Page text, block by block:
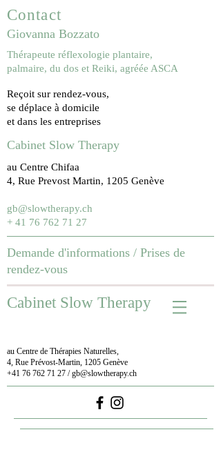
Contact
Giovanna Bozzato
Thérapeute réflexologie plantaire,
palmaire, du dos et Reiki, agréée ASCA
Reçoit sur rendez-vous,
se déplace à domicile
et dans les entreprises
Cabinet Slow Therapy
au Centre Chifaa
4, Rue Prevost Martin, 1205 Genève
gb@slowtherapy.ch
+ 41 76 762 71 27
Demande d'informations / Prises de
rendez-vous
Cabinet Slow Therapy
au Centre de Thérapies Naturelles,
4, Rue Prévost-Martin, 1205 Genève
+41 76 762 71 27 /gb@slowtherapy.ch